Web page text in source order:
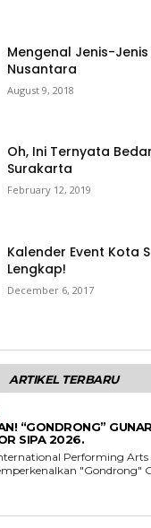
Mengenal Jenis-
Nusantara
August 9, 2018
Oh, Ini Ternyata
Surakarta
February 12, 2019
Kalender Event Kota
Lengkap!
December 6, 2017
ARTIKEL TERBARU
“GONDRONG”
SIPA 2026.
Performing Arts
"Gondrong"